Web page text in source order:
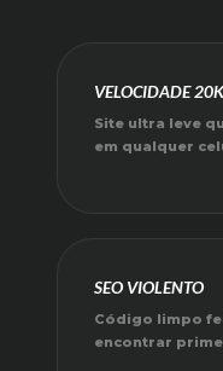
VELOCIDADE
Site ultra leve
em qualquer
SEO VIOLENTO
Código limpo
encontrar